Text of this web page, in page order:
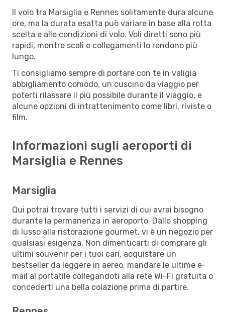
Il volo tra Marsiglia e Rennes solitamente dura alcune
ore, ma la durata esatta può variare in base alla rotta
scelta e alle condizioni di volo. Voli diretti sono più
rapidi, mentre scali e collegamenti lo rendono più
lungo.
Ti consigliamo sempre di portare con te in valigia
abbigliamento comodo, un cuscino da viaggio per
poterti rilassare il più possibile durante il viaggio, e
alcune opzioni di intrattenimento come libri, riviste o
film.
Informazioni sugli aeroporti di
Marsiglia e Rennes
Marsiglia
Qui potrai trovare tutti i servizi di cui avrai bisogno
durante la permanenza in aeroporto. Dallo shopping
di lusso alla ristorazione gourmet, vi è un negozio per
qualsiasi esigenza. Non dimenticarti di comprare gli
ultimi souvenir per i tuoi cari, acquistare un
bestseller da leggere in aereo, mandare le ultime e-
mail al portatile collegandoti alla rete Wi-Fi gratuita o
concederti una bella colazione prima di partire.